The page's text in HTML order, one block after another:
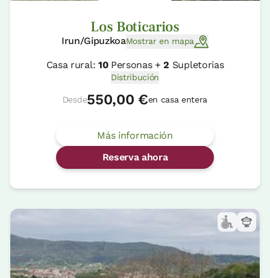
Los Boticarios
Irun/GipuzkoaMostrar en mapa
Casa rural: 10Personas +2 Supletorias
Distribución
Desde550,00 €en casa entera
Más información
Reserva ahora